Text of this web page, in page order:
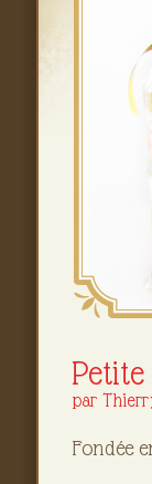
par
Fondée